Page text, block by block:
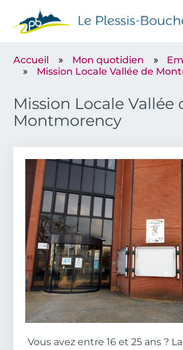
Accueil Mon quotidien
Mission Locale Vallée de
Mission Locale Vallée
Montmorency
Image
Body
Vous avez entre 16 et 25 ans ?